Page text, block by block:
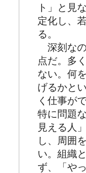
ト」と見
定化し、
る。
深刻なの
点だ。多
ない。何
げるかと
く仕事が
特に問題
見える人
し、周囲
い。組織
ず、「や